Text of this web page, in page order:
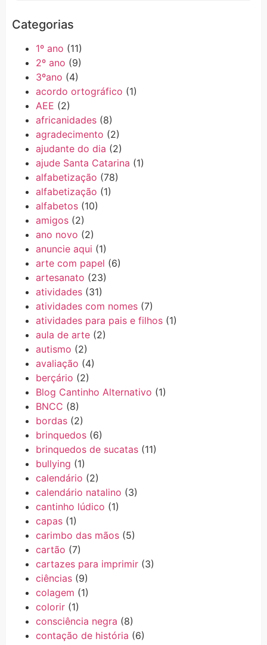
Categorias
1º ano (11)
2º ano (9)
3ºano (4)
acordo ortográfico (1)
AEE (2)
africanidades (8)
agradecimento (2)
ajudante do dia (2)
ajude Santa Catarina (1)
alfabetização (78)
alfabetização (1)
alfabetos (10)
amigos (2)
ano novo (2)
anuncie aqui (1)
arte com papel (6)
artesanato (23)
atividades (31)
atividades com nomes (7)
atividades para pais e filhos (1)
aula de arte (2)
autismo (2)
avaliação (4)
berçário (2)
Blog Cantinho Alternativo (1)
BNCC (8)
bordas (2)
brinquedos (6)
brinquedos de sucatas (11)
bullying (1)
calendário (2)
calendário natalino (3)
cantinho lúdico (1)
capas (1)
carimbo das mãos (5)
cartão (7)
cartazes para imprimir (3)
ciências (9)
colagem (1)
colorir (1)
consciência negra (8)
contação de história (6)